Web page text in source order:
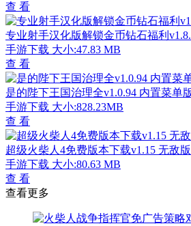
查 看
专业射手汉化版解锁金币钻石福利
手游下载 大小:47.83 MB
查 看
是的陛下王国治理全v1.0.94 内置菜单
手游下载 大小:828.23MB
查 看
超级火柴人4免费版本下载v1.15 无敌版
手游下载 大小:80.63 MB
查 看
查看更多